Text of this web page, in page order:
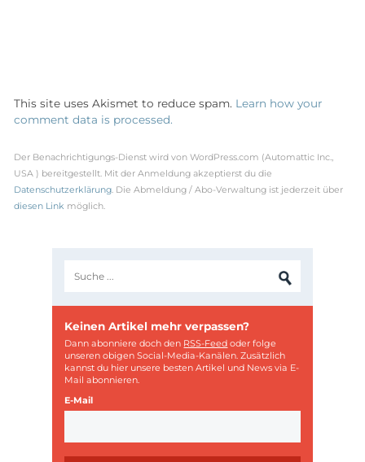
This site uses Akismet to reduce spam. Learn how your
comment data is processed.
Der Benachrichtigungs-Dienst wird von WordPress.com (Automattic Inc.,
USA ) bereitgestellt. Mit der Anmeldung akzeptierst du die
Datenschutzerklärung. Die Abmeldung / Abo-Verwaltung ist jederzeit über
diesen Link möglich.
Keinen Artikel mehr verpassen?
Dann abonniere doch den RSS-Feed oder folge
unseren obigen Social-Media-Kanälen. Zusätzlich
kannst du hier unsere besten Artikel und News via E-
Mail abonnieren.
E-Mail